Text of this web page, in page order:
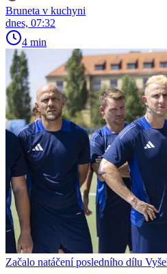
Bruneta v kuchyni
dnes, 07:32
4 min
Začalo natáčení posledního dílu